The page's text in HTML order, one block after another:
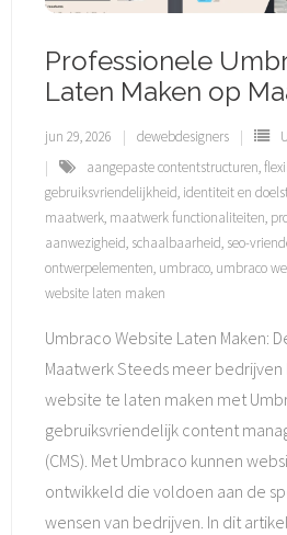
Professionele
Laten Maken op
jun 29, 2026 dewebdesigners
aangepaste contentstructuren,
gebruiksvriendelijkheid, identiteit en
maatwerk, maatwerk functionaliteiten,
aanwezigheid, schaalbaarheid, seo-
ontwerpelementen, umbraco, umbraco
website laten maken
Umbraco Website Laten Maken:
Maatwerk Steeds meer
website te laten maken met
gebruiksvriendelijk content
(CMS). Met Umbraco kunnen
ontwikkeld die voldoen aan de
wensen van bedrijven. In dit